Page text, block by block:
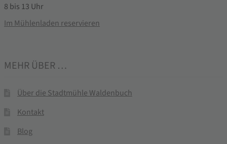
8 bis 13 Uhr
Im Mühlenladen reservieren
MEHR ÜBER …
Über die Stadtmühle Waldenbuch
Kontakt
Blog